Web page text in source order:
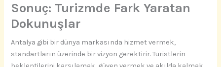
Sonuç: Turizmde Fark Yaratan
Dokunuşlar
Antalya gibi bir dünya markasında hizmet vermek,
standartların üzerinde bir vizyon gerektirir. Turistlerin